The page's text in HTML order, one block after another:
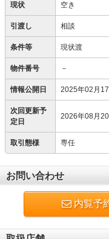
現状 空き
引渡し 相談
条件等 現状渡
物件番号 －
情報公開日 2025年02月17
次回更新予
定日
2026年08月20
取引態様 専任
お問い合わせ
内覧予